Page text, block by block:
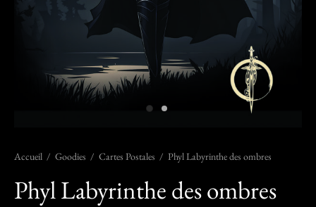
Accueil / Goodies / Cartes Postales / Phyl Labyrinthe des ombres
Phyl Labyrinthe des ombres